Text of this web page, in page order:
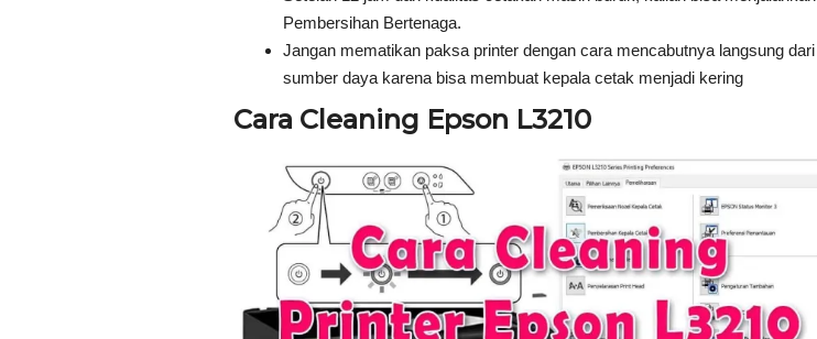
Pembersihan Bertenaga.
Jangan mematikan paksa printer dengan cara mencabutnya langsung dari
sumber daya karena bisa membuat kepala cetak menjadi kering
Cara Cleaning Epson L3210